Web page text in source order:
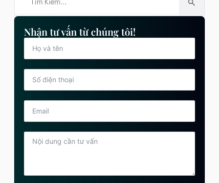
Nhận tư vấn từ chúng tôi!